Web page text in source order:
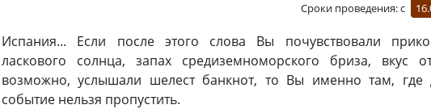
Сроки проведения:с
Испания... Если после этого слова Вы почувствовали
ласкового солнца, запах средиземноморского бриза, вкус
возможно, услышали шелест банкнот, то Вы именно там,
событие нельзя пропустить.